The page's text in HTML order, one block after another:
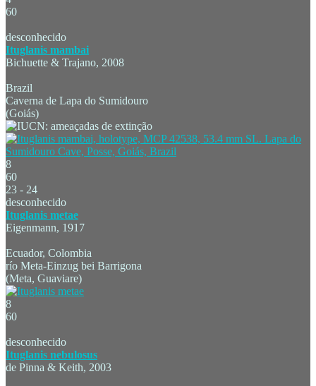
60
desconhecido
Ituglanis mambai
Bichuette & Trajano, 2008
Brazil
Caverna de Lapa do Sumidouro
(Goiás)
8
60
23 - 24
desconhecido
Ituglanis metae
Eigenmann, 1917
Ecuador, Colombia
río Meta-Einzug bei Barrigona
(Meta, Guaviare)
8
60
desconhecido
Ituglanis nebulosus
de Pinna & Keith, 2003